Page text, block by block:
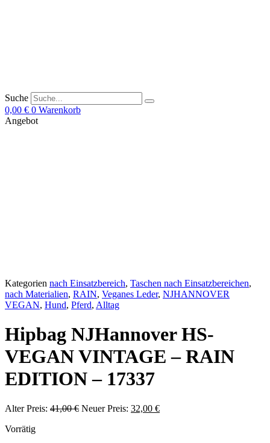
Suche
0,00 € 0 Warenkorb
Angebot
Kategorien nach Einsatzbereich, Taschen nach Einsatzbereichen,
nach Materialien, RAIN, Veganes Leder, NJHANNOVER
VEGAN, Hund, Pferd, Alltag
Hipbag NJHannover HS-
VEGAN VINTAGE – RAIN
EDITION – 17337
Alter Preis: 41,00€ Ursprünglicher
Neuer Preis: 32,00 €
Vorrätig